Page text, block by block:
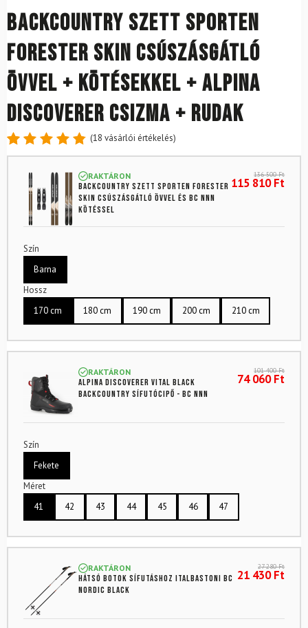
Backcountry szett SPORTEN
Forester SKIN csúszásgátló
övvel + kötésekkel + Alpina
Discoverer csizma + rudak
Értékelés
5-ből,
18
értékelés
alapján
(18 vásárlói értékelés)
RAKTÁRON
Backcountry szett SPORTEN Forester
SKIN csúszásgátló övvel és BC NNN
kötéssel
136 500Ft
115 810Ft
Szín
Barna
Hossz
170 cm
180 cm 190 cm 200 cm 210 cm
RAKTÁRON
ALPINA Discoverer Vital Black
backcountry sífutócipő - BC NNN
101 400Ft
74 060Ft
Szín
Fekete
Méret
41
42 43 44 45 46 47
RAKTÁRON
Hátsó botok sífutáshoz ITALBASTONI BC
Nordic Black
27 280Ft
21 430Ft